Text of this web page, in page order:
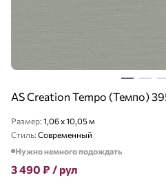
AS Creation Tempo (Темпо)
Размер: 1,06 x 10,05 м
Стиль: Современный
Нужно немного подождать
3 490 ₽ / рул